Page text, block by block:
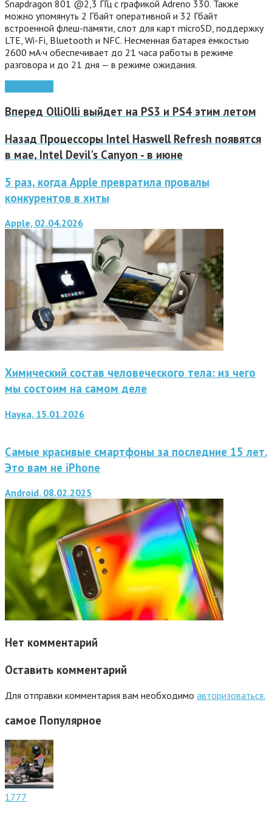
Snapdragon 801 @2,3 ГГц с графикой Adreno 330. Также
можно упомянуть 2 Гбайт оперативной и 32 Гбайт
встроенной флеш-памяти, слот для карт microSD, поддержку
LTE, Wi-Fi, Bluetooth и NFC. Несменная батарея ёмкостью
2600 мА·ч обеспечивает до 21 часа работы в режиме
разговора и до 21 дня — в режиме ожидания.
Вперед OlliOlli выйдет на PS3 и PS4 этим летом
Назад Процессоры Intel Haswell Refresh появятся
в мае, Intel Devil's Canyon - в июне
5 раз, когда Apple превратила провалы
конкурентов в хиты
Apple, 02.04.2026
Химический состав человеческого тела: из чего
мы состоим на самом деле
Наука, 15.01.2026
Самые красивые смартфоны за последние 15 лет.
Это вам не iPhone
Android, 08.02.2025
Нет комментарий
Оставить комментарий
Для отправки комментария вам необходимо авторизоваться.
самое Популярное
1777